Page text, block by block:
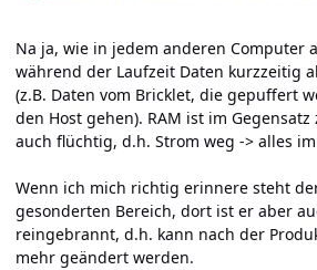
Na ja, wie in jedem anderen Computer
während der Laufzeit Daten kurzzeitig
(z.B. Daten vom Bricklet, die gepuffert
den Host gehen). RAM ist im Gegensatz
auch flüchtig, d.h. Strom weg -> alles
Wenn ich mich richtig erinnere steht
gesonderten Bereich, dort ist er aber
reingebrannt, d.h. kann nach der
mehr geändert werden.